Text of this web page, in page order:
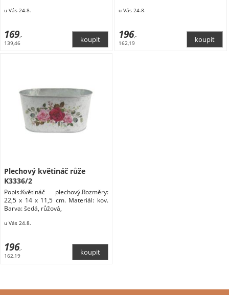
u Vás 24.8.
169,-
139,46
u Vás 24.8.
196,-
162,19
Plechový květináč růže
K3336/2
Popis:Květináč plechový.Rozměry:
22,5 x 14 x 11,5 cm. Materiál: kov.
Barva: šedá, růžová,
u Vás 24.8.
196,-
162,19